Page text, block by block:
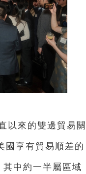
以來的雙邊貿易關
國享有貿易順差的
中約一半屬區域